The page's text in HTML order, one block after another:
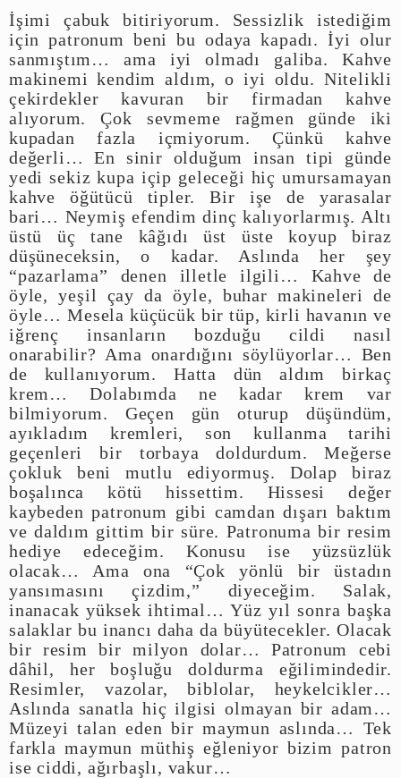
İşimi çabuk bitiriyorum. Sessizlik istediğim
için patronum beni bu odaya kapadı. İyi olur
sanmıştım… ama iyi olmadı galiba. Kahve
makinemi kendim aldım, o iyi oldu. Nitelikli
çekirdekler kavuran bir firmadan kahve
alıyorum. Çok sevmeme rağmen günde iki
kupadan fazla içmiyorum. Çünkü kahve
değerli… En sinir olduğum insan tipi günde
yedi sekiz kupa içip geleceği hiç umursamayan
kahve öğütücü tipler. Bir işe de yarasalar
bari… Neymiş efendim dinç kalıyorlarmış. Altı
üstü üç tane kâğıdı üst üste koyup biraz
düşüneceksin, o kadar. Aslında her şey
“pazarlama” denen illetle ilgili… Kahve de
öyle, yeşil çay da öyle, buhar makineleri de
öyle… Mesela küçücük bir tüp, kirli havanın ve
iğrenç insanların bozduğu cildi nasıl
onarabilir? Ama onardığını söylüyorlar… Ben
de kullanıyorum. Hatta dün aldım birkaç
krem… Dolabımda ne kadar krem var
bilmiyorum. Geçen gün oturup düşündüm,
ayıkladım kremleri, son kullanma tarihi
geçenleri bir torbaya doldurdum. Meğerse
çokluk beni mutlu ediyormuş. Dolap biraz
boşalınca kötü hissettim. Hissesi değer
kaybeden patronum gibi camdan dışarı baktım
ve daldım gittim bir süre. Patronuma bir resim
hediye edeceğim. Konusu ise yüzsüzlük
olacak… Ama ona “Çok yönlü bir üstadın
yansımasını çizdim,” diyeceğim. Salak,
inanacak yüksek ihtimal… Yüz yıl sonra başka
salaklar bu inancı daha da büyütecekler. Olacak
bir resim bir milyon dolar… Patronum cebi
dâhil, her boşluğu doldurma eğilimindedir.
Resimler, vazolar, biblolar, heykelcikler…
Aslında sanatla hiç ilgisi olmayan bir adam…
Müzeyi talan eden bir maymun aslında… Tek
farkla maymun müthiş eğleniyor bizim patron
ise ciddi, ağırbaşlı, vakur…